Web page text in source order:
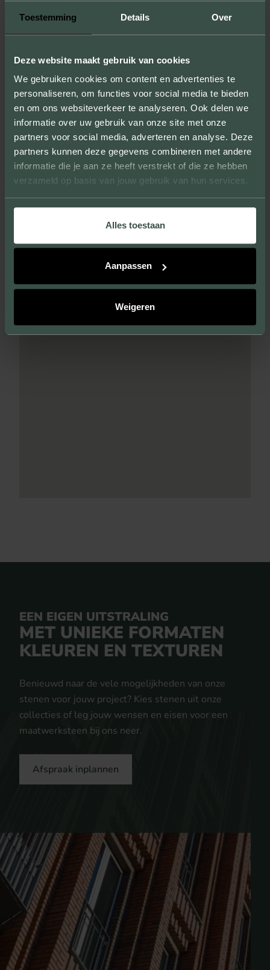
Toestemming Details Over
Deze website maakt gebruik van cookies
We gebruiken cookies om content en advertenties te
personaliseren, om functies voor social media te bieden
en om ons websiteverkeer te analyseren. Ook delen we
informatie over uw gebruik van onze site met onze
partners voor social media, adverteren en analyse. Deze
partners kunnen deze gegevens combineren met andere
informatie die je aan ze heeft verstrekt of die ze hebben
verzameld op basis van jouw gebruik van hun services.
Alles toestaan
Aanpassen
Weigeren
PROJECTEN MET DEZE STEENSOORT
(1)
BEZOEK DIT PROJECT
EEN EIGEN UITSTRALING
MET UNIEKE FORMATEN
KLEUREN EN TEXTUREN
Benieuwd naar de vele mogelijkheden van onze
stenen voor jouw project? Kies stenen uit onze
collecties of leg jouw wensen en eisen voor een
maatwerksteen bij ons neer.
Afspraak inplannen